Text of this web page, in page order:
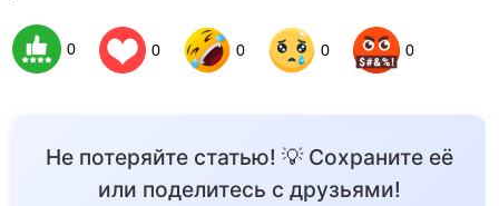
0 0 0 0 0
Не потеряйте статью! 💡 Сохраните её
или поделитесь с друзьями!